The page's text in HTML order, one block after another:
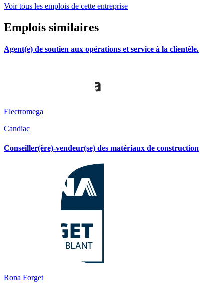
Voir tous les emplois de cette entreprise
Emplois similaires
Agent(e) de soutien aux opérations et service à la clientèle.
Electromega
Candiac
Conseiller(ère)-vendeur(se) des matériaux de construction
Rona Forget